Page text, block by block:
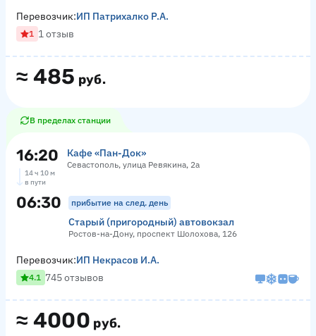
≈ 485 руб.
Перевозчик:ИП Патрихалко Р.А.
1 1 отзыв
В пределах станции
16:20 Кафе «Пан-Док»
Севастополь, улица Ревякина, 2а
14 ч 10 м
в пути
06:30 прибытие на след. день
Старый (пригородный) автовокзал
Ростов-на-Дону, проспект Шолохова, 126
≈ 4000 руб.
Перевозчик:ИП Некрасов И.А.
4.1 745 отзывов